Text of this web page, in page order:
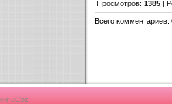
Просмотров: 1385 |
Всего комментариев:
uCoz